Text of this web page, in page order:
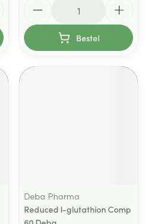
Bestel
Deba Pharma
Reduced l-glutathion Comp